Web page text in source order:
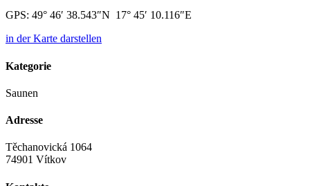
GPS: 49° 46′ 38.543″N 17° 45′ 10.116″E
in der Karte darstellen
Kategorie
Saunen
Adresse
Těchanovická 1064
74901 Vítkov